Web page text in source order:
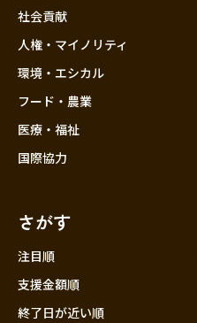
社会貢献
人権・マイノリティ
環境・エシカル
フード・農業
医療・福祉
国際協力
さがす
注目順
支援金額順
終了日が近い順